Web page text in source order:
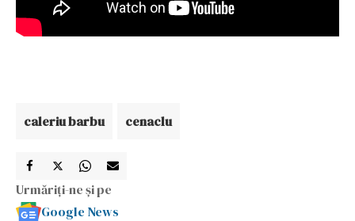
caleriu barbu cenaclu
Urmăriți-ne și pe
Google News